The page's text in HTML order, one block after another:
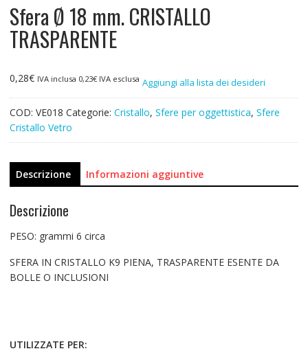
Sfera Ø 18 mm. CRISTALLO
TRASPARENTE
0,28€ IVA inclusa 0,23€IVA esclusa Aggiungi alla lista dei desideri
COD: VE018 Categorie: Cristallo, Sfere per oggettistica, Sfere
Cristallo Vetro
Descrizione Informazioni aggiuntive
Descrizione
PESO: grammi 6 circa
SFERA IN CRISTALLO K9 PIENA, TRASPARENTE ESENTE DA
BOLLE O INCLUSIONI
UTILIZZATE PER: